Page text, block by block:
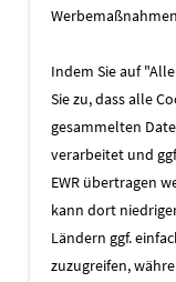
Indem Sie auf
Sie zu, dass alle
gesammelten
verarbeitet und
EWR übertragen
kann dort
Ländern ggf.
zuzugreifen,